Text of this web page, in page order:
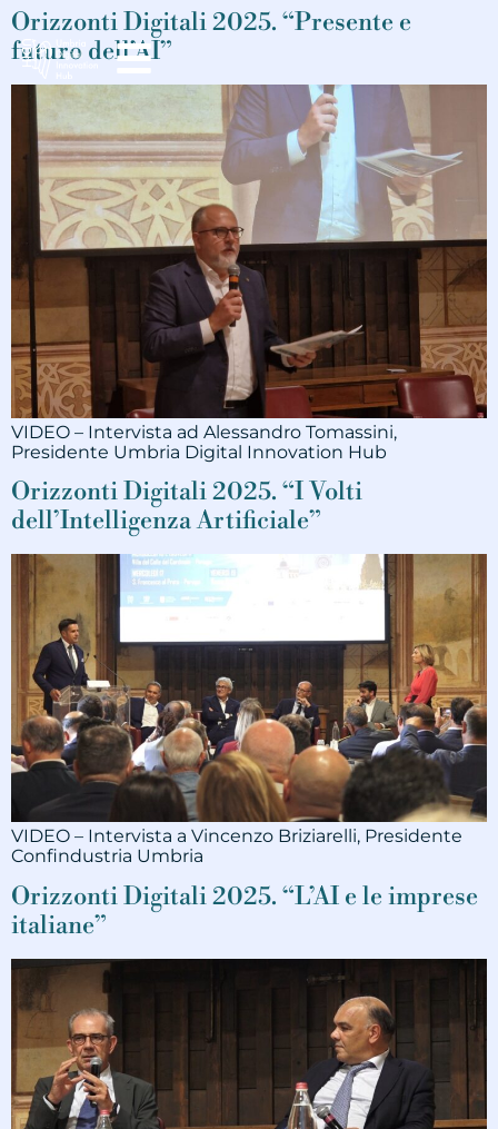
Orizzonti Digitali 2025. “Presente e
futuro dell’AI”
VIDEO – Intervista ad Alessandro Tomassini,
Presidente Umbria Digital Innovation Hub
Orizzonti Digitali 2025. “I Volti
dell’Intelligenza Artificiale”
VIDEO – Intervista a Vincenzo Briziarelli, Presidente
Confindustria Umbria
Orizzonti Digitali 2025. “L’AI e le imprese
italiane”